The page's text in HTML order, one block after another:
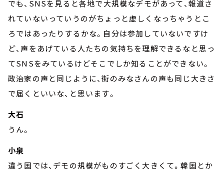
でも、SNSを見ると各地で大規模なデモがあって、報道さ
れていないっていうのがちょっと虚しくなっちゃうとこ
ろではあったりするかな。自分は参加していないですけ
ど、声をあげている人たちの気持ちを理解できるなと思っ
てSNSをみているけどそこでしか知ることができない。
政治家の声と同じように、街のみなさんの声も同じ大きさ
で届くといいな、と思います。
大石
うん。
小泉
違う国では、デモの規模がものすごく大きくて。韓国とか